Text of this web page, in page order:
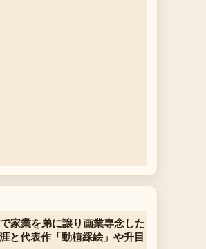
家業を弟に譲り画業専念した
と代表作「動植綵絵」や升目